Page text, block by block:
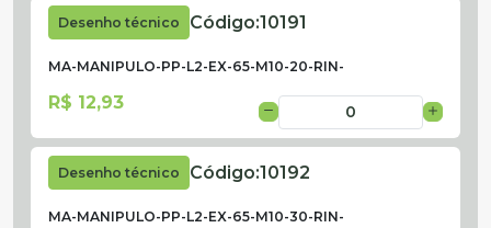
Desenho técnico Código:10191
MA-MANIPULO-PP-L2-EX-65-M10-20-RIN-
R$ 12,93
Desenho técnico Código:10192
MA-MANIPULO-PP-L2-EX-65-M10-30-RIN-